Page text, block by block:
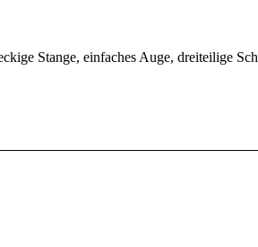
Stange, einfaches Auge, dreiteilige